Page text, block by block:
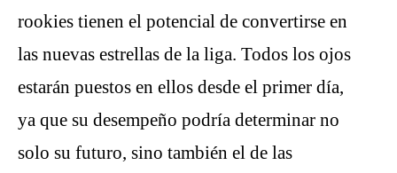
rookies tienen el potencial de convertirse en
las nuevas estrellas de la liga. Todos los ojos
estarán puestos en ellos desde el primer día,
ya que su desempeño podría determinar no
solo su futuro, sino también el de las